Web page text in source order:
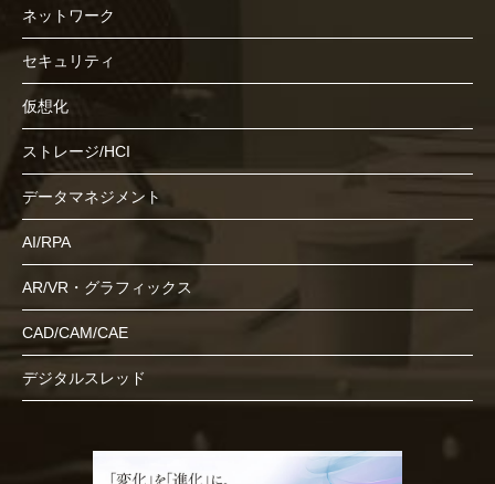
ネットワーク
セキュリティ
仮想化
ストレージ/HCI
データマネジメント
AI/RPA
AR/VR・グラフィックス
CAD/CAM/CAE
デジタルスレッド